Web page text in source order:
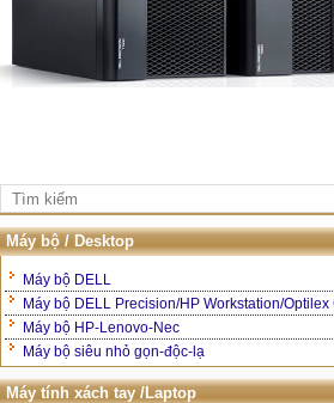
Trang Chủ
Giới thiệu
Bảo hành và hậu
Hướng dẫn mua hàng
Máy bộ / Desktop
Máy bộ DELL
Máy bộ DELL Precision/HP Workstation/Optilex
Máy bộ HP-Lenovo-Nec
Máy bộ siêu nhỏ gọn-độc-lạ
Máy tính xách tay /Laptop